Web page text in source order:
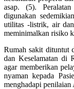
asap. (5).
digunakan
utilitas -listrik, air
meminimalkan risiko
Rumah sakit dituntut
dan Keselamatan di
agar memberikan
nyaman kepada
menghadapi penilaian